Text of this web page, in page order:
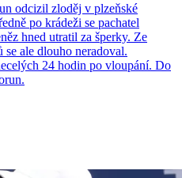
odcizil zloděj v plzeňské
po krádeži se pachatel
hned utratil za šperky. Ze
se ale dlouho neradoval.
24 hodin po vloupání. Do